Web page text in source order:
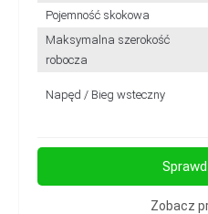
Pojemność skokowa
Maksymalna szerokość
robocza
Napęd / Bieg wsteczny
Zobacz